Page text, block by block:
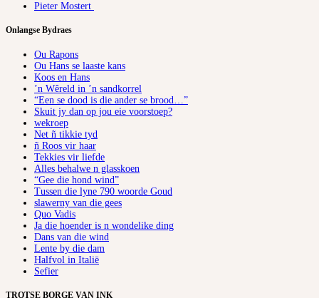
Pieter Mostert
Onlangse Bydraes
Ou Rapons
Ou Hans se laaste kans
Koos en Hans
’n Wêreld in ’n sandkorrel
“Een se dood is die ander se brood…”
Skuit jy dan op jou eie voorstoep?
wekroep
Net ñ tikkie tyd
ñ Roos vir haar
Tekkies vir liefde
Alles behalwe n glasskoen
“Gee die hond wind”
Tussen die lyne 790 woorde Goud
slawerny van die gees
Quo Vadis
Ja die hoender is n wondelike ding
Dans van die wind
Lente by die dam
Halfvol in Italië
Sefier
TROTSE BORGE VAN INK